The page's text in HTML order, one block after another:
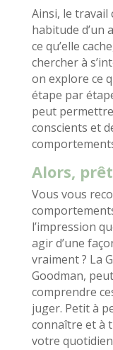
Ainsi, le travail
habitude d’un
ce qu’elle
chercher à
on explore ce
étape par
peut
conscients et
Alors,
Vous vous
l’impression
agir d’une
vraiment ? La
Goodman,
comprendre
juger. Petit à
connaître et à
votre